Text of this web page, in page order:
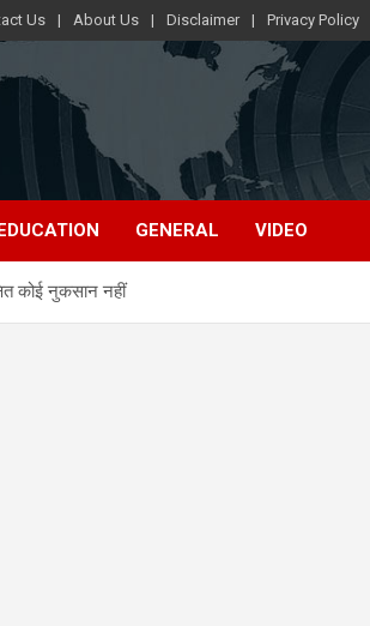
Us About Us Disclaimer Privacy Policy
GENERAL VIDEO
कोई नुकसान नहीं